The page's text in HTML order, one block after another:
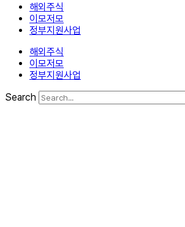
해외주식
이모저모
정부지원사업
해외주식
이모저모
정부지원사업
Search